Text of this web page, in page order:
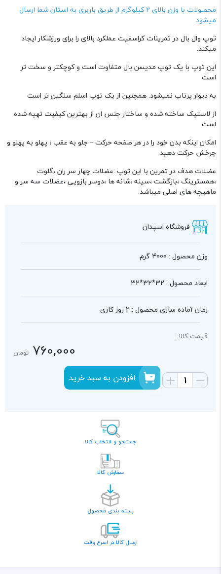
دسته : محصولات کراس فیتمحصولات با وزن بالای 2 کیلوگرم از طریق باربری به استان شما ارسال
میشود
توپ وال بال در تمرینات کراسفیت عملکرد بالای را برای ورزشکار ایجاد
میکند.
این توپ با یک توپ مدیسن بال متفاوت است و کوچکتر و سخت تر
است
به دیوار پرتاب نمیشود. همچنین از یک توپ اسلم سنگین تر است
از لاستیک ساخته شده و ساختار جنس ان از بهترین کیفیت تهیه شده
است
امکان اینکه بدن خود را در هر صفحه حرکت – جلو به عقب ، پهلو به پهلو و
چرخش حرکت دهید.
عضلات هدف در تمرین با این توپ :عضلات چهار سر ران ،گلوت
،همسترینگ ،بازگشت ،سینه ،شانه ها ،دوسر بازویی ،عضلات سه سر و
ماهیچه های اصلی میباشد.
فروشگاه اسپدان
وزن محصول : 4000 گرم
ابعاد محصول : 32*32*32
زمان آماده سازی محصول : 2 روز کاری
قیمت کالا :
760,000 تومان
افزودن به سبد خرید
جستجو و انتخاب کالا
سفارش کالا
بسته بندی محصول
ارسال کالا در اسرع وقت